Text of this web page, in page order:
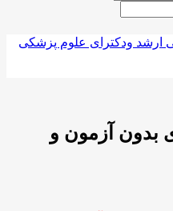
دکتری بدون آزمون و